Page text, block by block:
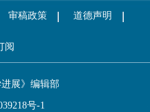
审稿政策 道德声明
阅
展》编辑部
号-1